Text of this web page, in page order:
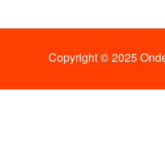
Copyright © 2025